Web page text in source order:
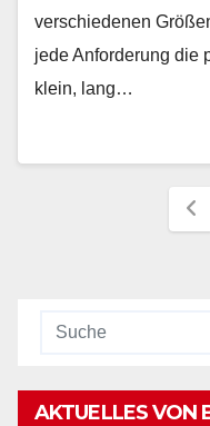
verschiedenen
jede Anforderung die
klein, lang…
AKTUELLES VON